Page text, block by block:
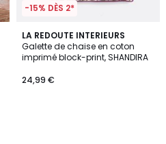
-15% DÈS 2*
LA REDOUTE INTERIEURS
Galette de chaise en coton
imprimé block-print, SHANDIRA
24,99 €